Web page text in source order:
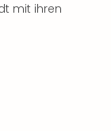
mit ihren